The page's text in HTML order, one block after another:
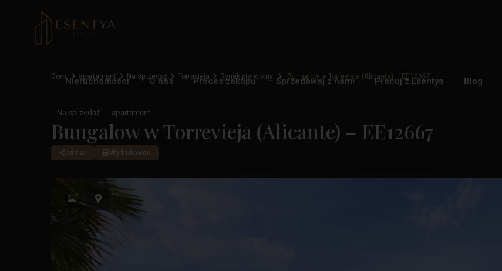
Nieruchomości O nas Proces zakupu Sprzedawaj z nami Pracuj z Esentya Blog
Dom apartament Na sprzedaż Torrevieja Rynek pierwotny Bungalow w Torrevieja (Alicante) – EE12667
Na sprzedaż apartament
Bungalow w Torrevieja (Alicante) – EE12667
Udział Wydrukować